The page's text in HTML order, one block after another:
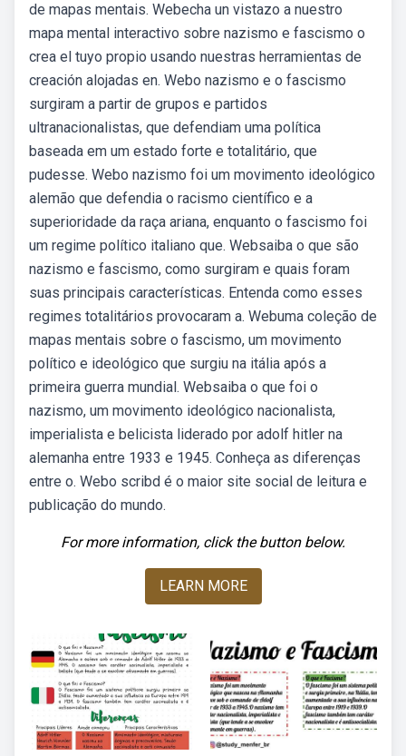
de mapas mentais. Webecha un vistazo a nuestro
mapa mental interactivo sobre nazismo e fascismo o
crea el tuyo propio usando nuestras herramientas de
creación alojadas en. Webo nazismo e o fascismo
surgiram a partir de grupos e partidos
ultranacionalistas, que defendiam uma política
baseada em um estado forte e totalitário, que
pudesse. Webo nazismo foi um movimento ideológico
alemão que defendia o racismo científico e a
superioridade da raça ariana, enquanto o fascismo foi
um regime político italiano que. Websaiba o que são
nazismo e fascismo, como surgiram e quais foram
suas principais características. Entenda como esses
regimes totalitários provocaram a. Webuma coleção de
mapas mentais sobre o fascismo, um movimento
político e ideológico que surgiu na itália após a
primeira guerra mundial. Websaiba o que foi o
nazismo, um movimento ideológico nacionalista,
imperialista e belicista liderado por adolf hitler na
alemanha entre 1933 e 1945. Conheça as diferenças
entre o. Webo scribd é o maior site social de leitura e
publicação do mundo.
For more information, click the button below.
LEARN MORE